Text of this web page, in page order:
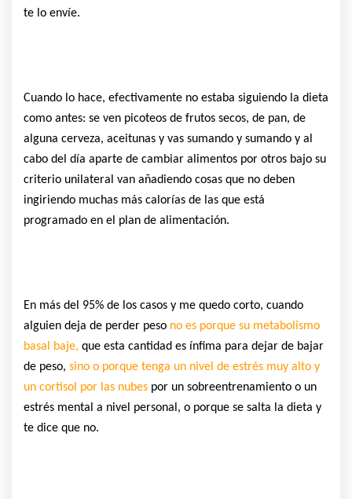
te lo envíe.
Cuando lo hace, efectivamente no estaba siguiendo la dieta
como antes: se ven picoteos de frutos secos, de pan, de
alguna cerveza, aceitunas y vas sumando y sumando y al
cabo del día aparte de cambiar alimentos por otros bajo su
criterio unilateral van añadiendo cosas que no deben
ingiriendo muchas más calorías de las que está
programado en el plan de alimentación.
En más del 95% de los casos y me quedo corto, cuando
alguien deja de perder peso no es porque su metabolismo
basal baje, que esta cantidad es ínfima para dejar de bajar
de peso, sino o porque tenga un nivel de estrés muy alto y
un cortisol por las nubes por un sobreentrenamiento o un
estrés mental a nivel personal, o porque se salta la dieta y
te dice que no.